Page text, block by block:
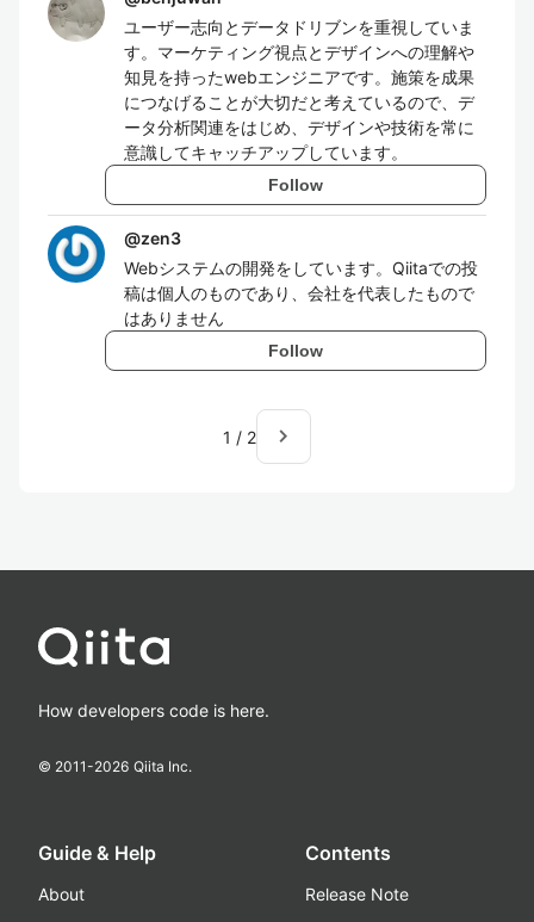
ユーザー志向とデータドリブンを重視していま
す。マーケティング視点とデザインへの理解や
知見を持ったwebエンジニアです。施策を成果
につなげることが大切だと考えているので、デ
ータ分析関連をはじめ、デザインや技術を常に
意識してキャッチアップしています。
Follow
@zen3
Webシステムの開発をしています。Qiitaでの投
稿は個人のものであり、会社を代表したもので
はありません
Follow
1 / 2 navigate_next
How developers code is here.
© 2011-2026 Qiita Inc.
Guide & Help
About
Contents
Release Note